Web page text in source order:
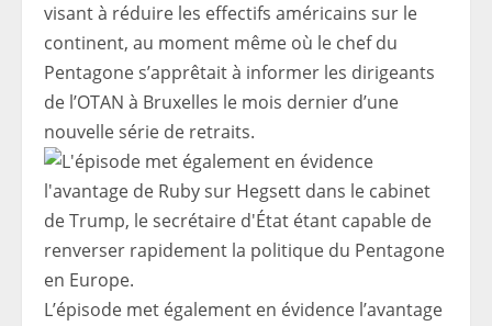
visant à réduire les effectifs américains sur le
continent, au moment même où le chef du
Pentagone s’apprêtait à informer les dirigeants
de l’OTAN à Bruxelles le mois dernier d’une
nouvelle série de retraits.
L’épisode met également en évidence l’avantage